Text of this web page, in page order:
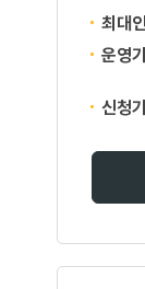
최대
운영
신청